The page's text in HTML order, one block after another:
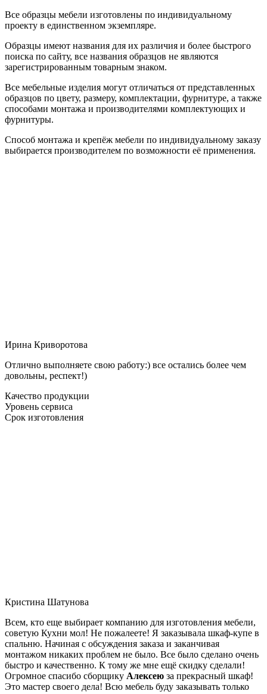
Все образцы мебели изготовлены по индивидуальному
проекту в единственном экземпляре.
Образцы имеют названия для их различия и более быстрого
поиска по сайту, все названия образцов не являются
зарегистрированным товарным знаком.
Все мебельные изделия могут отличаться от представленных
образцов по цвету, размеру, комплектации, фурнитуре, а также
способами монтажа и производителями комплектующих и
фурнитуры.
Способ монтажа и крепёж мебели по индивидуальному заказу
выбирается производителем по возможности её применения.
Ирина Криворотова
Отлично выполняете свою работу:) все остались более чем
довольны, респект!)
Качество продукции
Уровень сервиса
Срок изготовления
Кристина Шатунова
Всем, кто еще выбирает компанию для изготовления мебели,
советую Кухни мол! Не пожалеете! Я заказывала шкаф-купе в
спальню. Начиная с обсуждения заказа и заканчивая
монтажом никаких проблем не было. Все было сделано очень
быстро и качественно. К тому же мне ещё скидку сделали!
Огромное спасибо сборщику Алексею за прекрасный шкаф!
Это мастер своего дела! Всю мебель буду заказывать только